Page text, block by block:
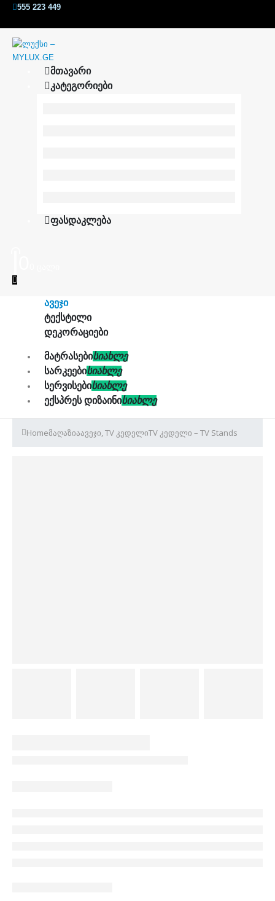
555 223 449
ᲛᲗᲐᲕᲐᲠᲘ
ᲙᲐᲢᲔᲒᲝᲠᲘᲔᲑᲘ
ᲤᲐᲡᲓᲐᲙᲚᲔᲑᲐ
ᲐᲕᲔᲯᲘ
ᲢᲔᲥᲡᲢᲘᲚᲘ
ᲓᲔᲙᲝᲠᲐᲪᲘᲔᲑᲘ
ᲛᲐᲢᲠᲐᲡᲔᲑᲘᲡᲘᲐᲮᲚᲔ
ᲡᲐᲠᲙᲔᲔᲑᲘᲡᲘᲐᲮᲚᲔ
ᲡᲔᲠᲕᲘᲡᲔᲑᲘᲡᲘᲐᲮᲚᲔ
ᲔᲥᲡᲞᲠᲔᲡ ᲓᲘᲖᲐᲘᲜᲘᲡᲘᲐᲮᲚᲔ
Homeმაღაზიაავეჯი,TV კედელიTV კედელი – TV Stands